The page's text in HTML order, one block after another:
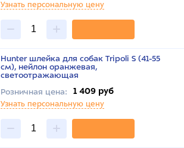
Узнать персональную цену
Hunter шлейка для собак Tripoli S (41-55
см), нейлон оранжевая,
светоотражающая
Розничная цена:
1 409 руб
Узнать персональную цену